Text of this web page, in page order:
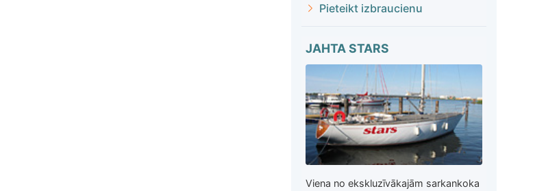
Pieteikt izbraucienu
JAHTA STARS
Viena no ekskluzīvākajām sarkankoka